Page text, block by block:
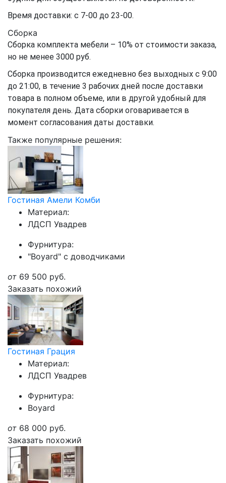
Время доставки: с 7-00 до 23-00.
Сборка
Сборка комплекта мебели – 10% от стоимости заказа,
но не менее 3000 руб.
Сборка производится ежедневно без выходных с 9:00
до 21:00, в течение 3 рабочих дней после доставки
товара в полном объеме, или в другой удобный для
покупателя день. Дата сборки оговаривается в
момент согласования даты доставки.
Также популярные решения:
Гостиная Амели Комби
Материал:
ЛДСП Увадрев
Фурнитура:
"Boyard" с доводчиками
от 69 500 руб.
Заказать похожий
Гостиная Грация
Материал:
ЛДСП Увадрев
Фурнитура:
Boyard
от 68 000 руб.
Заказать похожий